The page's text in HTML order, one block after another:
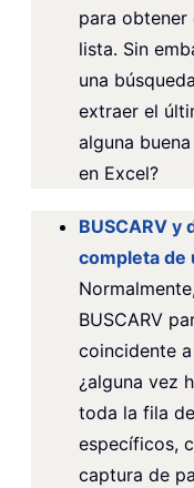
para
lista. Sin
una
extraer el
alguna
en Excel?
BUSCARV y
completa de
BUSCARV
coincidente
¿alguna vez
toda la fila
específicos,
captura de